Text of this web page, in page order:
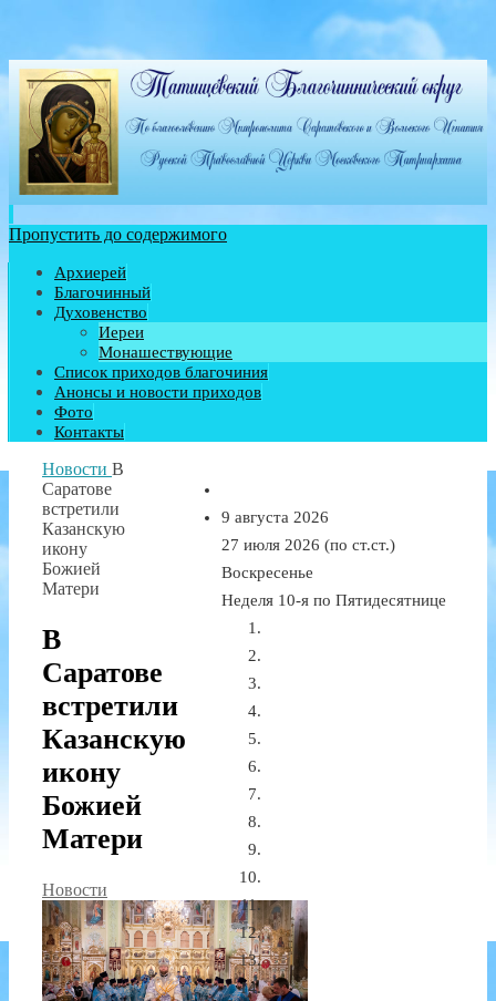
Пропустить до содержимого
Архиерей
Благочинный
Духовенство
Иереи
Монашествующие
Список приходов благочиния
Анонсы и новости приходов
Фото
Контакты
Новости В
Саратове
встретили
Казанскую
икону
Божией
Матери
В
Саратове
встретили
Казанскую
икону
Божией
Матери
Новости
9 августа 2026
27 июля 2026 (по ст.ст.)
Воскресенье
Неделя 10-я по Пятидесятнице